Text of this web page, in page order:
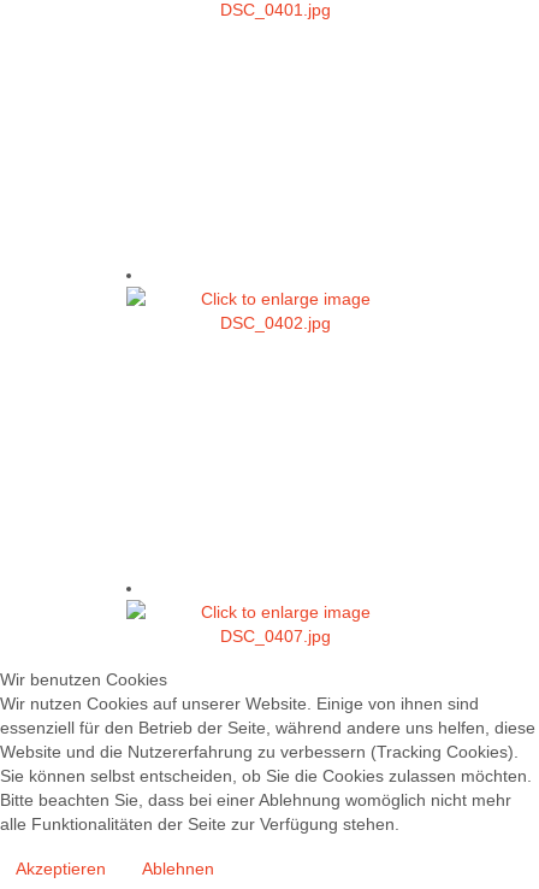
Wir benutzen Cookies
Wir nutzen Cookies auf unserer Website. Einige von ihnen sind
essenziell für den Betrieb der Seite, während andere uns helfen, diese
Website und die Nutzererfahrung zu verbessern (Tracking Cookies).
Sie können selbst entscheiden, ob Sie die Cookies zulassen möchten.
Bitte beachten Sie, dass bei einer Ablehnung womöglich nicht mehr
alle Funktionalitäten der Seite zur Verfügung stehen.
Akzeptieren Ablehnen